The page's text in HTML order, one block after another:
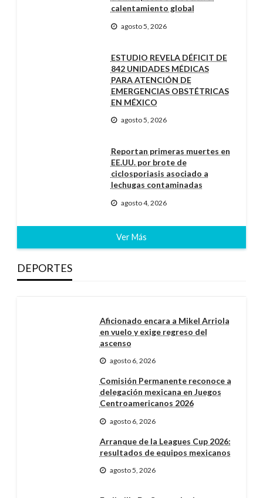
calentamiento global
agosto 5, 2026
ESTUDIO REVELA DÉFICIT DE
842 UNIDADES MÉDICAS
PARA ATENCIÓN DE
EMERGENCIAS OBSTÉTRICAS
EN MÉXICO
agosto 5, 2026
Reportan primeras muertes en
EE.UU. por brote de
ciclosporiasis asociado a
lechugas contaminadas
agosto 4, 2026
Ver Más
DEPORTES
Aficionado encara a Mikel Arriola
en vuelo y exige regreso del
ascenso
agosto 6, 2026
Comisión Permanente reconoce a
delegación mexicana en Juegos
Centroamericanos 2026
agosto 6, 2026
Arranque de la Leagues Cup 2026:
resultados de equipos mexicanos
agosto 5, 2026